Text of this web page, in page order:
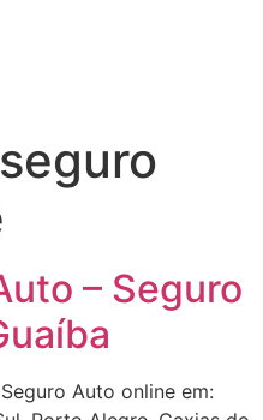
– Seguro
Auto online em: